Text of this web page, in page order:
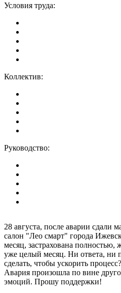
Условия труда:
Коллектив:
Руководство:
28 августа, после аварии
салон "Лео смарт" города
месяц, застрахована полностью,
уже целый месяц. Ни ответа, ни
сделать, чтобы ускорить
Авария произошла по вине
эмоций. Прошу поддержки!